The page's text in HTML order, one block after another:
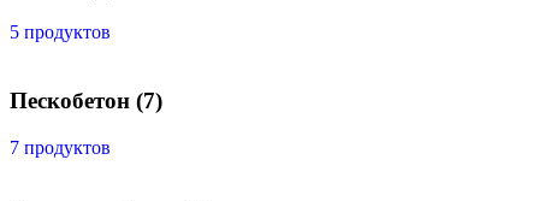
5 продуктов
Пескобетон (7)
7 продуктов